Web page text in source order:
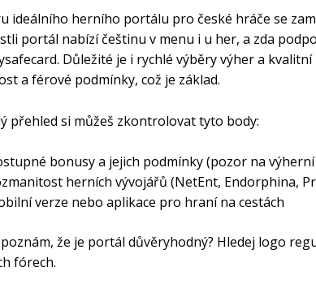
ideálního herního portálu pro české hráče se
portál nabízí češtinu v menu i u her, a zda
Důležité je i rychlé výběry výher a
a férové podmínky, což je základ.
přehled si můžeš zkontrolovat tyto body:
bonusy a jejich podmínky (pozor na
herních vývojářů (NetEnt, Endorphina,
verze nebo aplikace pro hraní na cestách
že je portál důvěryhodný? Hledej logo
fórech.